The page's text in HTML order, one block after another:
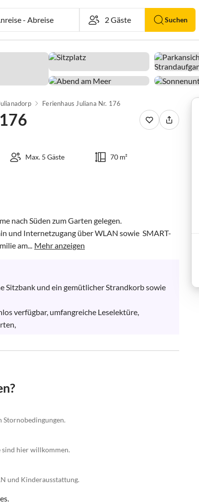
-Abreise Suchen
Ferienhaus Juliana Nr. 176
Max. 5 Gäste 70 m²
nach Süden zum Garten gelegen.
und Internetzugang über WLAN sowie  SMART-
am... Mehr anzeigen
Sitzbank und ein gemütlicher Strandkorb sowie
verfügbar, umfangreiche Leselektüre,
Stornobedingungen.
sind hier willkommen.
und Kinderausstattung.